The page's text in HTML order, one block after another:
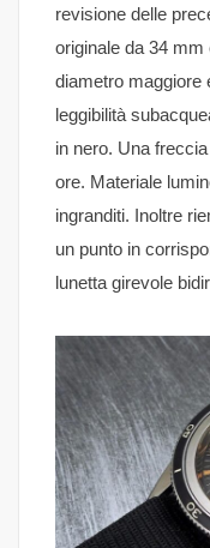
revisione delle
originale da 34
diametro maggiore
leggibilità
in nero. Una
ore. Materiale
ingranditi. Inoltre
un punto in
lunetta girevole